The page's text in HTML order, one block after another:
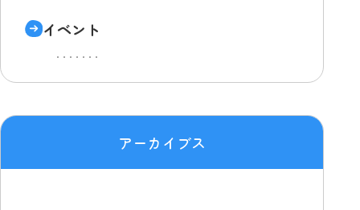
イベント
アーカイブス